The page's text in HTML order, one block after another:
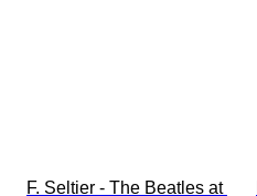
F. Seltier - The Beatles at